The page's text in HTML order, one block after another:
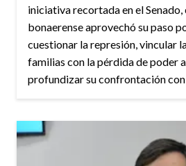
iniciativa recortada en el
bonaerense aprovechó su paso
cuestionar la represión, vincular
familias con la pérdida de poder
profundizar su confrontación con